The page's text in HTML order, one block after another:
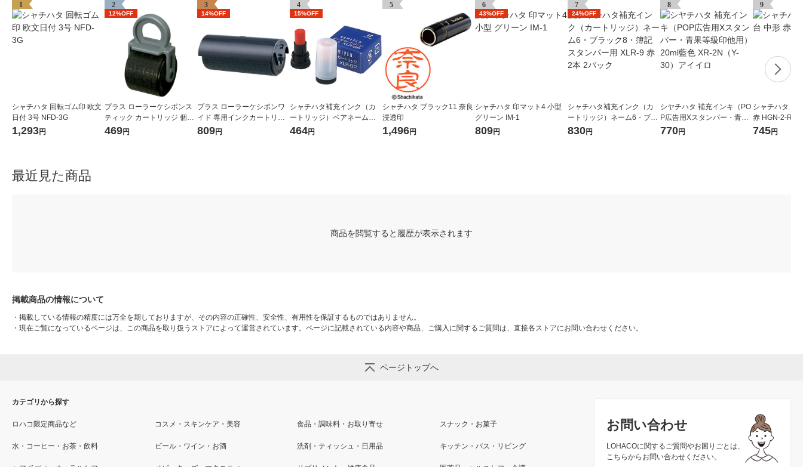
1
シャチハタ 回転ゴム印 欧文
日付 3号 NFD-3G
1,293円
2
12%OFF
プラス ローラーケシポンス
ティック カートリッジ 個人
情報保護スタンプ 39188
469円
3
14%OFF
プラス ローラーケシポンワ
イド 専用インクカートリッ
ジ 個人情報保護スタンプ IS-
809円
4
15%OFF
シャチハタ補充インク（カ
ートリッジ）ペアネーム・
ネームペン用 XLR-GP 朱色
464円
5
シャチハタ ブラック11 奈良
浸透印
1,496円
6
43%OFF
シャチハタ 印マット4 小型
グリーン IM-1
809円
7
24%OFF
シャチハタ補充インク（カ
ートリッジ）ネーム6・ブラ
ック8・簿記スタンパー用 X
830円
8
シヤチハタ 補充インキ（PO
P広告用Xスタンパー・青果
等級印他用）20ml藍色 XR-2
770円
9
シャチハタ ス
赤 HGN-2-R
745円
最近見た商品
商品を閲覧すると履歴が表示されます
掲載商品の情報について
・ 掲載している情報の精度には万全を期しておりますが、その内容の正確性、安全性、有用性を保証するものではありません。
・ 現在ご覧になっているページは、この商品を取り扱うストアによって運営されています。ページに記載されている内容や商品、ご購入に関するご質問は、直接各ストアにお問い合わせください。
ページトップへ
お問い合わせ
LOHACOに関するご質問やお困りごとは、
こちらからお問い合わせください。
カテゴリから探す
ロハコ限定商品など コスメ・スキンケア・美容 食品・調味料・お取り寄せ スナック・お菓子
水・コーヒー・お茶・飲料 ビール・ワイン・お酒 洗剤・ティッシュ・日用品 キッチン・バス・リビング